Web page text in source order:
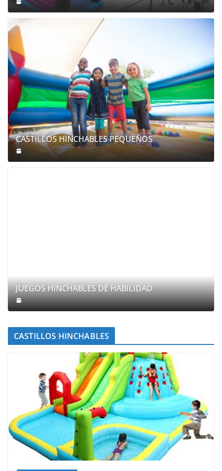
CASTILLOS HINCHABLES PEQUEÑOS
JUEGOS HINCHABLES DE HABILIDAD
CASTILLOS HINCHABLES